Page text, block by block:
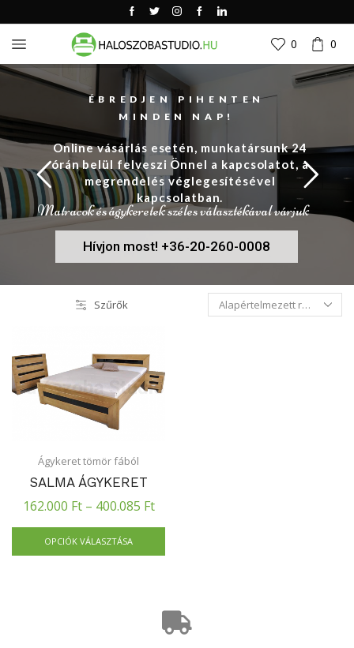
0 0
ÉBREDJEN PIHENTEN
MINDEN NAP!
Matracok és ágykeretek széles választékával várjuk
Online vásárlás esetén, munkatársunk 24
órán belül felveszi Önnel a kapcsolatot, a
megrendelés véglegesítésével
kapcsolatban.
Hívjon most! +36-20-260-0008
Szűrők
Ágykeret tömör fából
SALMA ÁGYKERET
162.000 Ft– 400.085 Ft
OPCIÓK VÁLASZTÁSA